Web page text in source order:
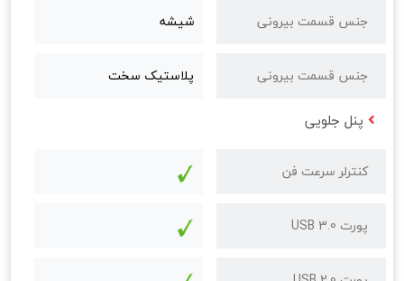
جنس قسمت بیرونی شیشه
جنس قسمت بیرونی پلاستیک سخت
پنل جلویی
کنترلر سرعت فن
پورت USB 3.0